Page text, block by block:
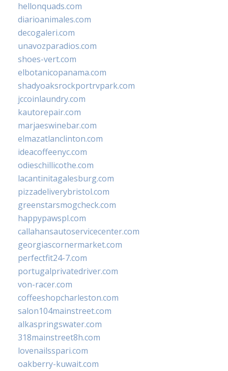
hellonquads.com
diarioanimales.com
decogaleri.com
unavozparadios.com
shoes-vert.com
elbotanicopanama.com
shadyoaksrockportrvpark.com
jccoinlaundry.com
kautorepair.com
marjaeswinebar.com
elmazatlanclinton.com
ideacoffeenyc.com
odieschillicothe.com
lacantinitagalesburg.com
pizzadeliverybristol.com
greenstarsmogcheck.com
happypawspl.com
callahansautoservicecenter.com
georgiascornermarket.com
perfectfit24-7.com
portugalprivatedriver.com
von-racer.com
coffeeshopcharleston.com
salon104mainstreet.com
alkaspringswater.com
318mainstreet8h.com
lovenailsspari.com
oakberry-kuwait.com